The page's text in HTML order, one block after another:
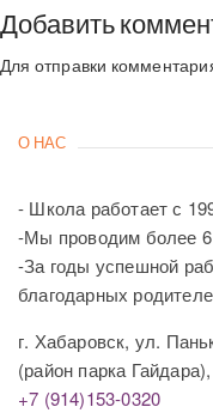
Добавить
Для отправки
О НАС
- Школа работает с
-Мы проводим более 6
-За годы успешной
благодарных
г. Хабаровск, ул.
(район парка Гайдара),
+7 (914)153-0320